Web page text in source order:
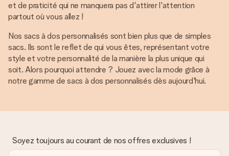
et de praticité qui ne manquera pas d'attirer l'attention
partout où vous allez !
Nos sacs à dos personnalisés sont bien plus que de simples
sacs. Ils sont le reflet de qui vous êtes, représentant votre
style et votre personnalité de la manière la plus unique qui
soit. Alors pourquoi attendre ? Jouez avec la mode grâce à
notre gamme de sacs à dos personnalisés dès aujourd'hui.
Soyez toujours au courant de nos offres exclusives !